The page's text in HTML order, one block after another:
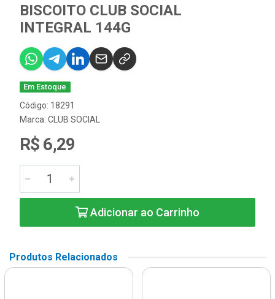
BISCOITO CLUB SOCIAL
INTEGRAL 144G
Em Estoque
Código: 18291
Marca: CLUB SOCIAL
R$ 6,29
Adicionar ao Carrinho
Produtos Relacionados